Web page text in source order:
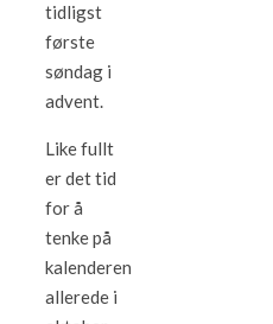
tidligst
første
søndag i
advent.
Like fullt
er det tid
for å
tenke på
kalenderen
allerede i